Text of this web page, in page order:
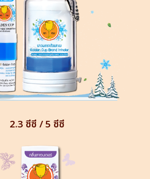
2.3 ซีซี / 5 ซีซี